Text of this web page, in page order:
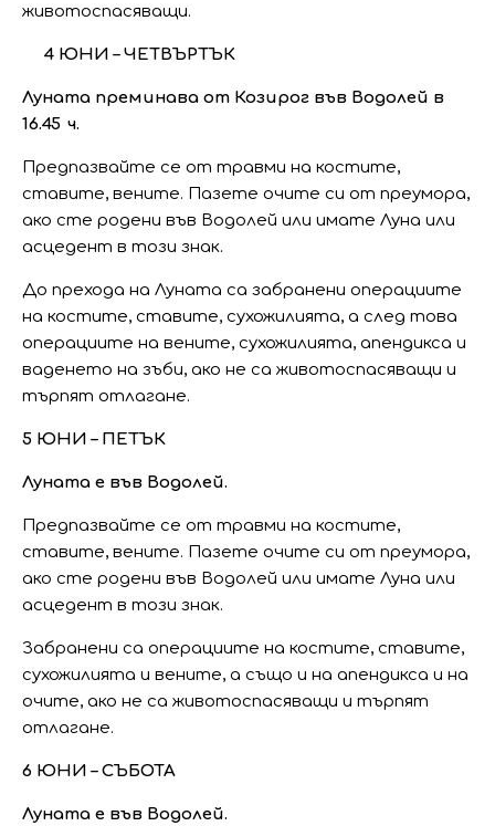
животоспасяващи.
4 ЮНИ – ЧЕТВЪРТЪК
Луната преминава от Козирог във Водолей в
16.45 ч.
Предпазвайте се от травми на костите,
ставите, вените. Пазете очите си от преумора,
ако сте родени във Водолей или имате Луна или
асцедент в този знак.
До прехода на Луната са забранени операциите
на костите, ставите, сухожилията, а след това
операциите на вените, сухожилията, апендикса и
ваденето на зъби, ако не са животоспасяващи и
търпят отлагане.
5 ЮНИ – ПЕТЪК
Луната е във Водолей.
Предпазвайте се от травми на костите,
ставите, вените. Пазете очите си от преумора,
ако сте родени във Водолей или имате Луна или
асцедент в този знак.
Забранени са операциите на костите, ставите,
сухожилията и вените, а също и на апендикса и на
очите, ако не са животоспасяващи и търпят
отлагане.
6 ЮНИ – СЪБОТА
Луната е във Водолей.